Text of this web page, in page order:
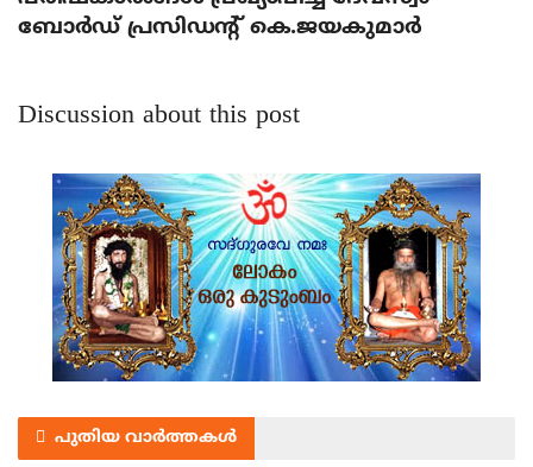
ബോര്‍ഡ് പ്രസിഡന്റ് കെ.ജയകുമാര്‍
Discussion about this post
പുതിയ വാർത്തകൾ